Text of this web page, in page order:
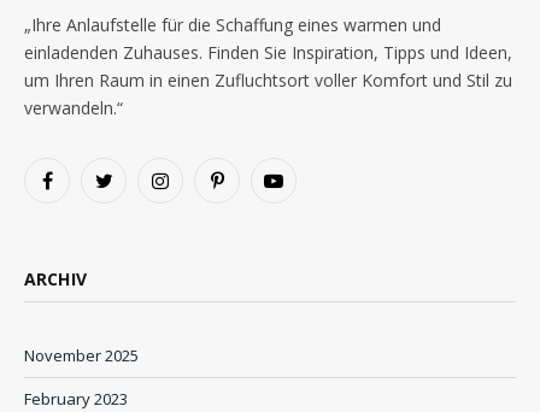
„Ihre Anlaufstelle für die Schaffung eines warmen und
einladenden Zuhauses. Finden Sie Inspiration, Tipps und Ideen,
um Ihren Raum in einen Zufluchtsort voller Komfort und Stil zu
verwandeln.“
FacebookTwitter InstagramPinterestYouTube
ARCHIV
November 2025
February 2023